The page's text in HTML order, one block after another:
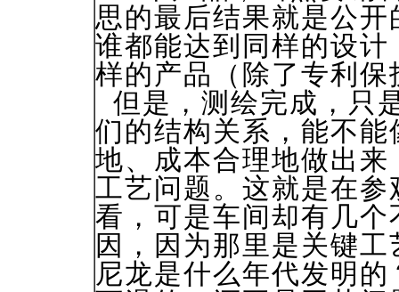
思的最后结果就是公
谁都能达到同样的设
样的产品（除了专利保
但是，测绘完成，只
们的结构关系，能不
地、成本合理地做出
工艺问题。这就是在
看，可是车间却有几
因，因为那里是关键工
尼龙是什么年代发明